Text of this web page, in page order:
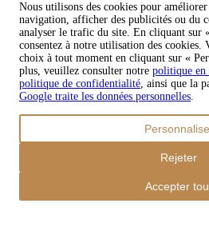
Copyright © 2026 TAPISO
Nous utilisons des cookies pour
navigation, afficher des publicités ou du
analyser le trafic du site. En cliquant sur
consentez à notre utilisation des
choix à tout moment en cliquant sur «
plus, veuillez consulter notre politique en
politique de confidentialité, ainsi que la
Google traite les données personnelles.
Rejeter
Accepter
Panier
0,00
0,00
Poursuivre les achats